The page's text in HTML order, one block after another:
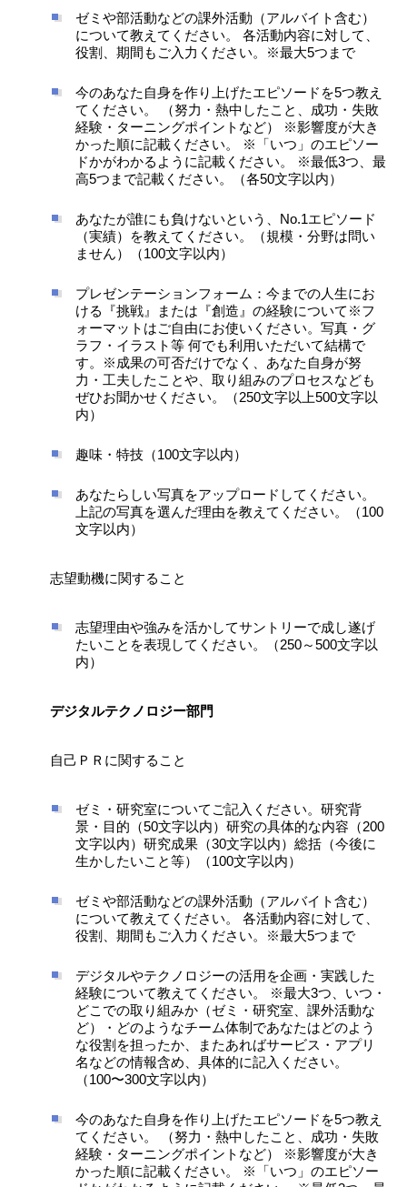
ゼミや部活動などの課外活動（アルバイト含む）
について教えてください。 各活動内容に対して、
役割、期間もご入力ください。※最大5つまで
今のあなた自身を作り上げたエピソードを5つ教え
てください。 （努力・熱中したこと、成功・失敗
経験・ターニングポイントなど） ※影響度が大き
かった順に記載ください。 ※「いつ」のエピソー
ドかがわかるように記載ください。 ※最低3つ、最
高5つまで記載ください。（各50文字以内）
あなたが誰にも負けないという、No.1エピソード
（実績）を教えてください。（規模・分野は問い
ません）（100文字以内）
プレゼンテーションフォーム：今までの人生にお
ける『挑戦』または『創造』の経験について※フ
ォーマットはご自由にお使いください。写真・グ
ラフ・イラスト等 何でも利用いただいて結構で
す。※成果の可否だけでなく、あなた自身が努
力・工夫したことや、取り組みのプロセスなども
ぜひお聞かせください。（250文字以上500文字以
内）
趣味・特技（100文字以内）
あなたらしい写真をアップロードしてください。
上記の写真を選んだ理由を教えてください。（100
文字以内）
志望動機に関すること
志望理由や強みを活かしてサントリーで成し遂げ
たいことを表現してください。（250～500文字以
内）
デジタルテクノロジー部門
自己ＰＲに関すること
ゼミ・研究室についてご記入ください。研究背
景・目的（50文字以内）研究の具体的な内容（200
文字以内）研究成果（30文字以内）総括（今後に
生かしたいこと等）（100文字以内）
ゼミや部活動などの課外活動（アルバイト含む）
について教えてください。 各活動内容に対して、
役割、期間もご入力ください。※最大5つまで
デジタルやテクノロジーの活用を企画・実践した
経験について教えてください。 ※最大3つ、いつ・
どこでの取り組みか（ゼミ・研究室、課外活動な
ど）・どのようなチーム体制であなたはどのよう
な役割を担ったか、またあればサービス・アプリ
名などの情報含め、具体的に記入ください。
（100〜300文字以内）
今のあなた自身を作り上げたエピソードを5つ教え
てください。 （努力・熱中したこと、成功・失敗
経験・ターニングポイントなど） ※影響度が大き
かった順に記載ください。 ※「いつ」のエピソー